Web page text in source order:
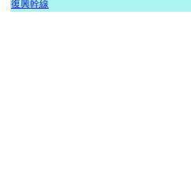
復興幹線